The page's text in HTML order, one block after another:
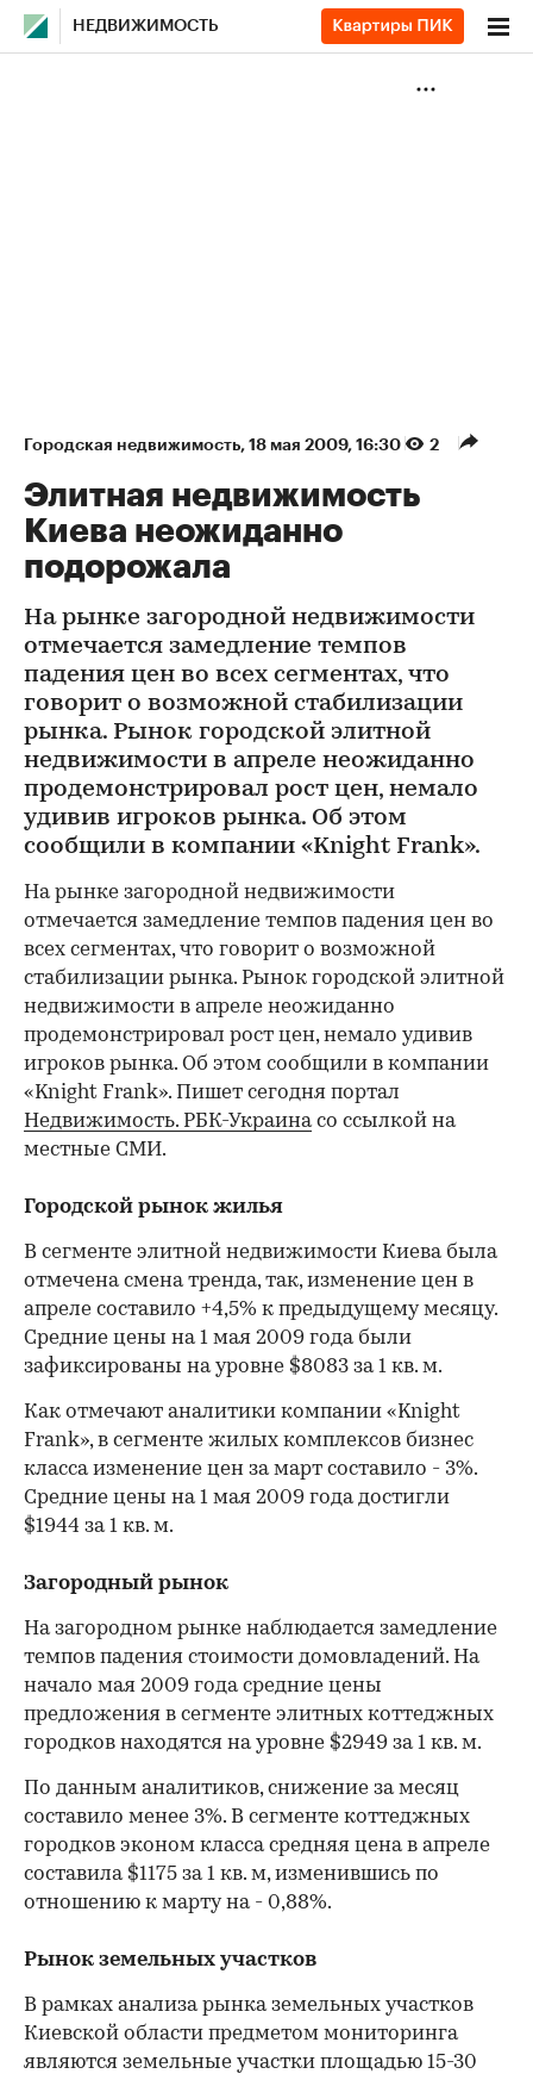
НЕДВИЖИМОСТЬ
Городская недвижимость⁠, 18 мая 2009, 16:30 2
Элитная недвижимость
Киева неожиданно
подорожала
На рынке загородной недвижимости
отмечается замедление темпов
падения цен во всех сегментах, что
говорит о возможной стабилизации
рынка. Рынок городской элитной
недвижимости в апреле неожиданно
продемонстрировал рост цен, немало
удивив игроков рынка. Об этом
сообщили в компании «Knight Frank».
На рынке загородной недвижимости
отмечается замедление темпов падения цен во
всех сегментах, что говорит о возможной
стабилизации рынка. Рынок городской элитной
недвижимости в апреле неожиданно
продемонстрировал рост цен, немало удивив
игроков рынка. Об этом сообщили в компании
«Knight Frank». Пишет сегодня портал
Недвижимость. РБК-Украинасо ссылкой на
местные СМИ.
Городской рынок жилья
В сегменте элитной недвижимости Киева была
отмечена смена тренда, так, изменение цен в
апреле составило +4,5% к предыдущему месяцу.
Средние цены на 1 мая 2009 года были
зафиксированы на уровне $8083 за 1 кв. м.
Как отмечают аналитики компании «Knight
Frank», в сегменте жилых комплексов бизнес
класса изменение цен за март составило - 3%.
Средние цены на 1 мая 2009 года достигли
$1944 за 1 кв. м.
Загородный рынок
На загородном рынке наблюдается замедление
темпов падения стоимости домовладений. На
начало мая 2009 года средние цены
предложения в сегменте элитных коттеджных
городков находятся на уровне $2949 за 1 кв. м.
По данным аналитиков, снижение за месяц
составило менее 3%. В сегменте коттеджных
городков эконом класса средняя цена в апреле
составила $1175 за 1 кв. м, изменившись по
отношению к марту на - 0,88%.
Рынок земельных участков
В рамках анализа рынка земельных участков
Киевской области предметом мониторинга
являются земельные участки площадью 15-30